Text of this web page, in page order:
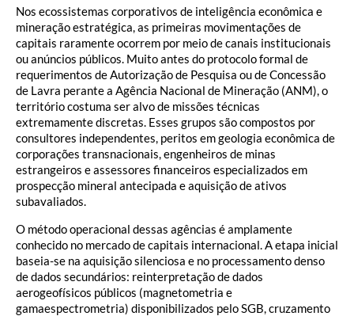
Nos ecossistemas corporativos de inteligência econômica e
mineração estratégica, as primeiras movimentações de
capitais raramente ocorrem por meio de canais institucionais
ou anúncios públicos. Muito antes do protocolo formal de
requerimentos de Autorização de Pesquisa ou de Concessão
de Lavra perante a Agência Nacional de Mineração (ANM), o
território costuma ser alvo de missões técnicas
extremamente discretas. Esses grupos são compostos por
consultores independentes, peritos em geologia econômica de
corporações transnacionais, engenheiros de minas
estrangeiros e assessores financeiros especializados em
prospecção mineral antecipada e aquisição de ativos
subavaliados.
O método operacional dessas agências é amplamente
conhecido no mercado de capitais internacional. A etapa inicial
baseia-se na aquisição silenciosa e no processamento denso
de dados secundários: reinterpretação de dados
aerogeofísicos públicos (magnetometria e
gamaespectrometria) disponibilizados pelo SGB, cruzamento